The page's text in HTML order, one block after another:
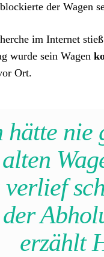
der Wagen
im Internet
wurde sein Wagen
Ort.
hätte nie
alten
der
erzählt